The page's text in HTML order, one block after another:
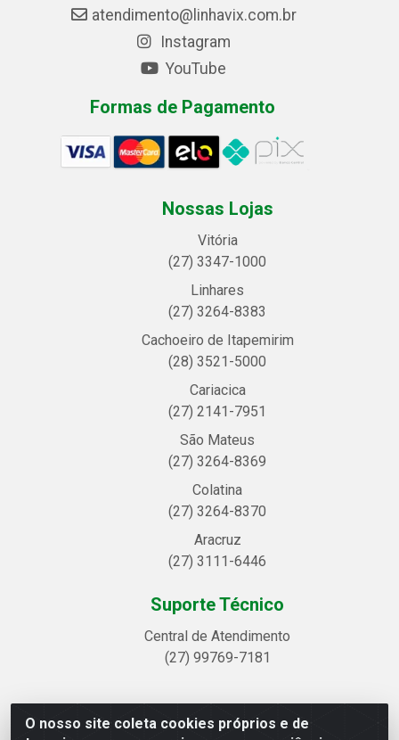
O nosso site coleta cookies próprios e de
atendimento@linhavix.com.br
Instagram
YouTube
Formas de Pagamento
Nossas Lojas
Vitória
(27) 3347-1000
Linhares
(27) 3264-8383
Cachoeiro de Itapemirim
(28) 3521-5000
Cariacica
(27) 2141-7951
São Mateus
(27) 3264-8369
Colatina
(27) 3264-8370
Aracruz
(27) 3111-6446
Suporte Técnico
Central de Atendimento
(27) 99769-7181
Linhavix Distribuidora LTDA - Avenida Alegre, 2521 -